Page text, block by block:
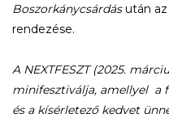
Boszorkánycsárdásután az
rendezése.
A NEXTFESZT (2025.
minifesztiválja, amellyel a
és a kísérletező kedvet